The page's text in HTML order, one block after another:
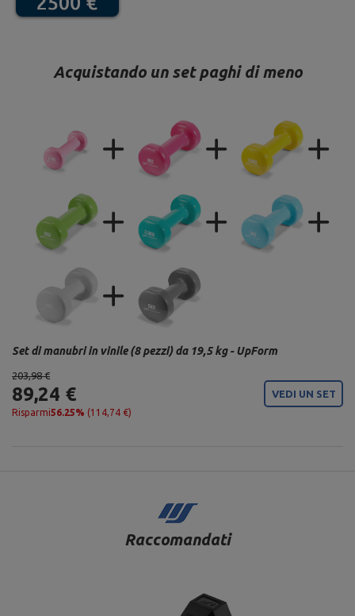
Acquistando un set paghi di meno
203,98 €
89,24 €
Risparmi56.25% (114,74 €)
VEDI UN SET
Set di manubri in vinile (8 pezzi) da 19,5 kg - UpForm
Raccomandati